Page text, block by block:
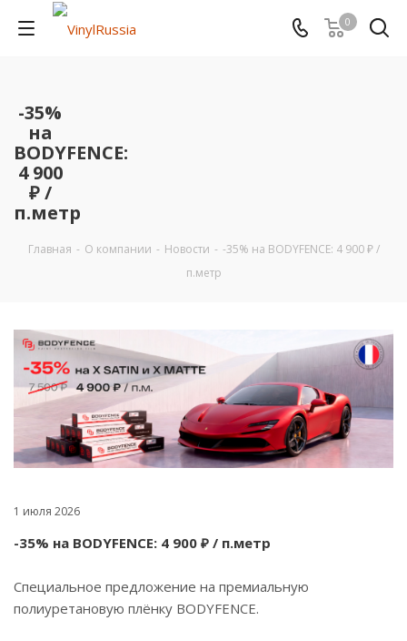
0
-35%
на
BODYFENCE:
4 900
₽ /
п.метр
Главная - О компании - Новости - -35% на BODYFENCE: 4 900 ₽ /
п.метр
1 июля 2026
-35% на BODYFENCE: 4 900 ₽ / п.метр
Специальное предложение на премиальную
полиуретановую плёнку BODYFENCE.